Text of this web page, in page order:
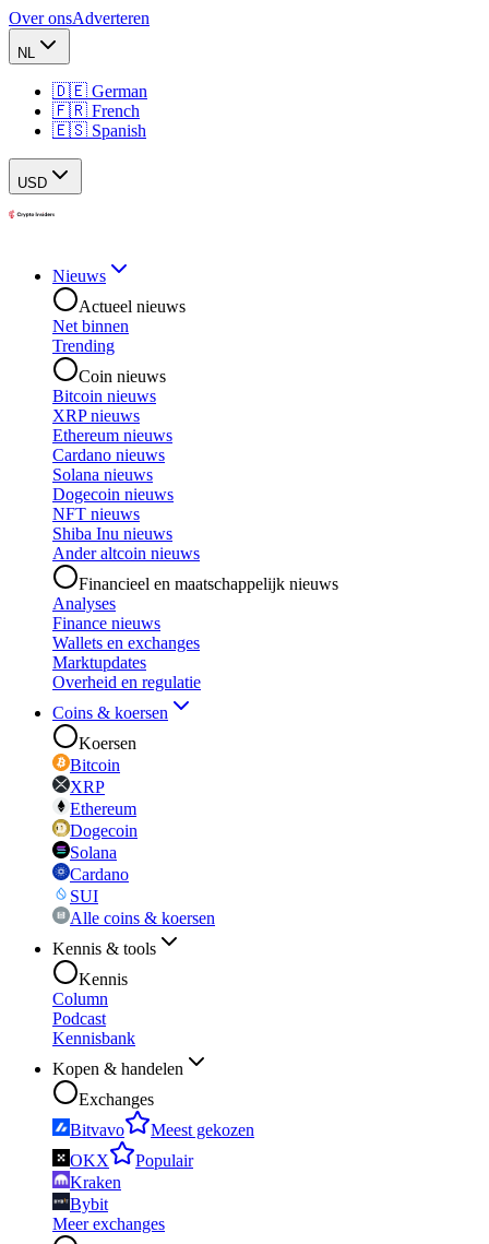
Over onsAdverteren
NL
🇩🇪 German
🇫🇷 French
🇪🇸 Spanish
USD
Nieuws
Actueel nieuws
Net binnen
Trending
Coin nieuws
Bitcoin nieuws
XRP nieuws
Ethereum nieuws
Cardano nieuws
Solana nieuws
Dogecoin nieuws
NFT nieuws
Shiba Inu nieuws
Ander altcoin nieuws
Financieel en maatschappelijk nieuws
Analyses
Finance nieuws
Wallets en exchanges
Marktupdates
Overheid en regulatie
Coins & koersen
Koersen
Bitcoin
XRP
Ethereum
Dogecoin
Solana
Cardano
SUI
Alle coins & koersen
Kennis & tools
Kennis
Column
Podcast
Kennisbank
Kopen & handelen
Exchanges
Bitvavo
Meest gekozen
OKX
Populair
Kraken
Bybit
Meer exchanges